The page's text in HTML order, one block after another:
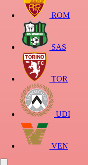
ROM
SAS
TOR
UDI
VEN